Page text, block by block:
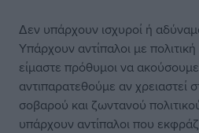
Δεν υπάρχουν ισχυροί ή
Υπάρχουν αντίπαλοι με
είμαστε πρόθυμοι να
αντιπαρατεθούμε αν χρειαστεί
σοβαρού και ζωντανού
υπάρχουν αντίπαλοι που